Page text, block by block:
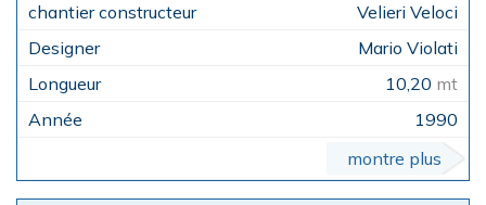
Velieri Veloci
Mario Violati
10,20 mt
1990
montre plus